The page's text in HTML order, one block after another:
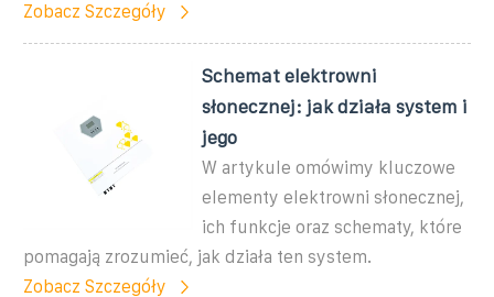
Zobacz Szczegóły
Schemat elektrowni
słonecznej: jak działa system i
jego
W artykule omówimy kluczowe
elementy elektrowni słonecznej,
ich funkcje oraz schematy, które
pomagają zrozumieć, jak działa ten system.
Zobacz Szczegóły